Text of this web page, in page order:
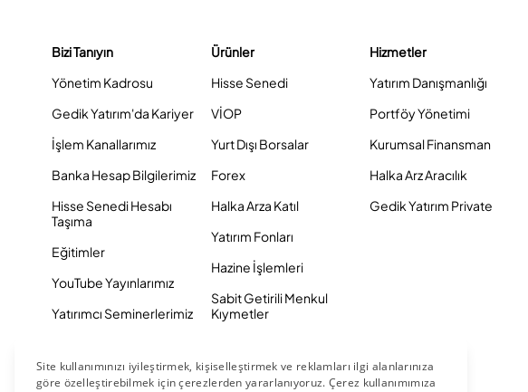
Bizi Tanıyın
Yönetim Kadrosu
Gedik Yatırım'da Kariyer
İşlem Kanallarımız
Banka Hesap Bilgilerimiz
Hisse Senedi Hesabı
Taşıma
Eğitimler
YouTube Yayınlarımız
Yatırımcı Seminerlerimiz
Ürünler
Hisse Senedi
VİOP
Yurt Dışı Borsalar
Forex
Halka Arza Katıl
Yatırım Fonları
Hazine İşlemleri
Sabit Getirili Menkul
Kıymetler
Tahvil ve Bono
Hizmetler
Yatırım Danışmanlığı
Portföy Yönetimi
Kurumsal Finansman
Halka Arz Aracılık
Gedik Yatırım Private